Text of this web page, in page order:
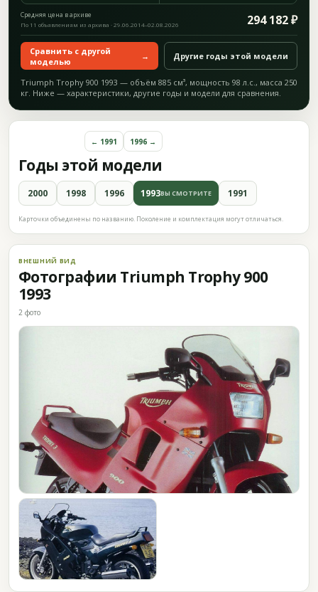
Средняя цена в архиве 294 182 ₽
По 11 объявлениям из архива · 29.06.2014–02.08.2026
Сравнить с другой
моделью
→ Другие годы этой модели
Triumph Trophy 900 1993 — объём 885 см³, мощность 98 л.с., масса 250
кг. Ниже — характеристики, другие годы и модели для сравнения.
Годы этой модели
← 1991 1996 →
2000 1998 1996 1993ВЫ СМОТРИТЕ 1991
Карточки объединены по названию. Поколение и комплектация могут отличаться.
ВНЕШНИЙ ВИД
Фотографии Triumph Trophy 900
1993
2 фото